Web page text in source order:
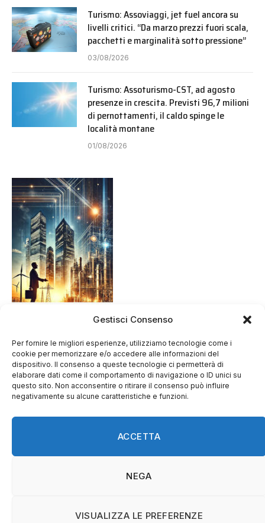
Gestisci Consenso
Per fornire le migliori esperienze, utilizziamo tecnologie come i
cookie per memorizzare e/o accedere alle informazioni del
dispositivo. Il consenso a queste tecnologie ci permetterà di
elaborare dati come il comportamento di navigazione o ID unici su
questo sito. Non acconsentire o ritirare il consenso può influire
negativamente su alcune caratteristiche e funzioni.
ACCETTA
NEGA
VISUALIZZA LE PREFERENZE
Turismo: Assoviaggi, jet fuel ancora su
livelli critici. “Da marzo prezzi fuori scala,
pacchetti e marginalità sotto pressione”
03/08/2026
Turismo: Assoturismo-CST, ad agosto
presenze in crescita. Previsti 96,7 milioni
di pernottamenti, il caldo spinge le
località montane
01/08/2026